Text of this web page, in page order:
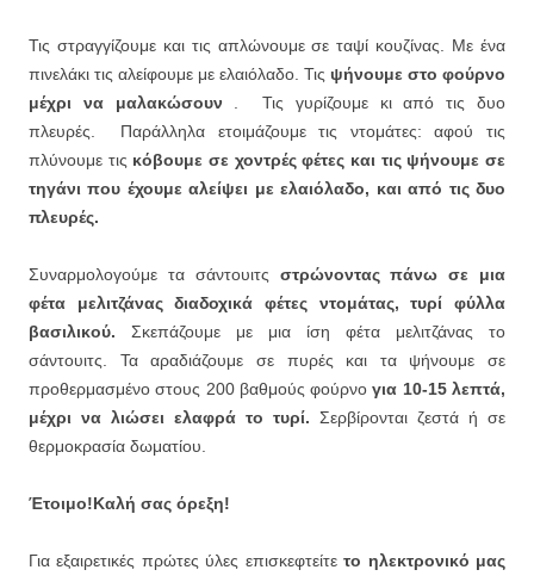
Τις στραγγίζουμε και τις απλώνουμε σε ταψί κουζίνας. Με ένα
πινελάκι τις αλείφουμε με ελαιόλαδο. Τις ψήνουμε στο φούρνο
μέχρι να μαλακώσουν
. Τις γυρίζουμε κι από τις δυο
πλευρές. Παράλληλα ετοιμάζουμε τις ντομάτες: αφού τις
πλύνουμε τις κόβουμε σε χοντρές φέτες και τις ψήνουμε σε
τηγάνι που έχουμε αλείψει με ελαιόλαδο, και από τις δυο
πλευρές.
Συναρμολογούμε τα σάντουιτς στρώνοντας πάνω σε μια
φέτα μελιτζάνας διαδοχικά φέτες ντομάτας, τυρί φύλλα
βασιλικού. Σκεπάζουμε με μια ίση φέτα μελιτζάνας το
σάντουιτς. Τα αραδιάζουμε σε πυρές και τα ψήνουμε σε
προθερμασμένο στους 200 βαθμούς φούρνο για 10-15 λεπτά,
μέχρι να λιώσει ελαφρά το τυρί. Σερβίρονται ζεστά ή σε
θερμοκρασία δωματίου.
Έτοιμο!Καλή σας όρεξη!
Για εξαιρετικές πρώτες ύλες επισκεφτείτετο ηλεκτρονικό μας